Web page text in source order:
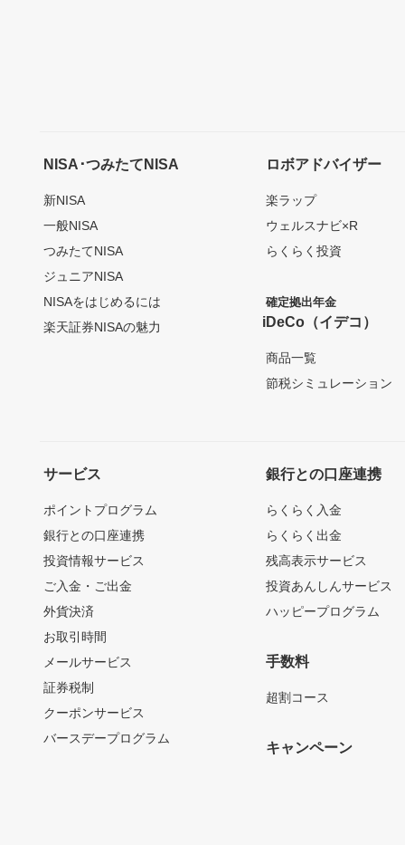
NISA･つみたてNISA
新NISA
一般NISA
つみたてNISA
ジュニアNISA
NISAをはじめるには
楽天証券NISAの魅力
ロボアドバイザー
楽ラップ
ウェルスナビ×R
らくらく投資
確定拠出年金
iDeCo（イデコ）
商品一覧
節税シミュレーション
サービス
ポイントプログラム
銀行との口座連携
投資情報サービス
ご入金・ご出金
外貨決済
お取引時間
メールサービス
証券税制
クーポンサービス
バースデープログラム
銀行との口座連携
らくらく入金
らくらく出金
残高表示サービス
投資あんしんサービス
ハッピープログラム
手数料
超割コース
キャンペーン